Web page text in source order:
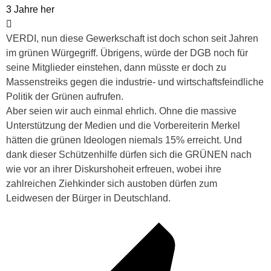
3 Jahre her
VERDI, nun diese Gewerkschaft ist doch schon seit Jahren
im grünen Würgegriff. Übrigens, würde der DGB noch für
seine Mitglieder einstehen, dann müsste er doch zu
Massenstreiks gegen die industrie- und wirtschaftsfeindliche
Politik der Grünen aufrufen.
Aber seien wir auch einmal ehrlich. Ohne die massive
Unterstützung der Medien und die Vorbereiterin Merkel
hätten die grünen Ideologen niemals 15% erreicht. Und
dank dieser Schützenhilfe dürfen sich die GRÜNEN nach
wie vor an ihrer Diskurshoheit erfreuen, wobei ihre
zahlreichen Ziehkinder sich austoben dürfen zum
Leidwesen der Bürger in Deutschland.